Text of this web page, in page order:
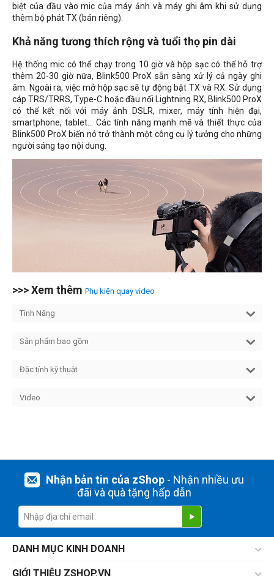
biệt của đầu vào mic của máy ảnh và máy ghi âm khi sử dụng
thêm bộ phát TX (bán riêng).
Khả năng tương thích rộng và tuổi thọ pin dài
Hệ thống mic có thể chạy trong 10 giờ và hộp sạc có thể hỗ trợ
thêm 20-30 giờ nữa, Blink500 ProX sẵn sàng xử lý cả ngày ghi
âm. Ngoài ra, việc mở hộp sạc sẽ tự động bật TX và RX. Sử dụng
cáp TRS/TRRS, Type-C hoặc đầu nối Lightning RX, Blink500 ProX
có thể kết nối với máy ảnh DSLR, mixer, máy tính hiện đại,
smartphone, tablet... Các tính năng mạnh mẽ và thiết thực của
Blink500 ProX biến nó trở thành một công cụ lý tưởng cho những
người sáng tạo nội dung.
>>> Xem thêm Phụ kiện quay video
Tính Năng
Sản phẩm bao gồm
Đặc tính kỹ thuật
Video
Nhận bản tin của zShop- Nhận nhiều ưu
đãi và quà tặng hấp dẫn
DANH MỤC KINH DOANH
GIỚI THIỆU ZSHOP.VN